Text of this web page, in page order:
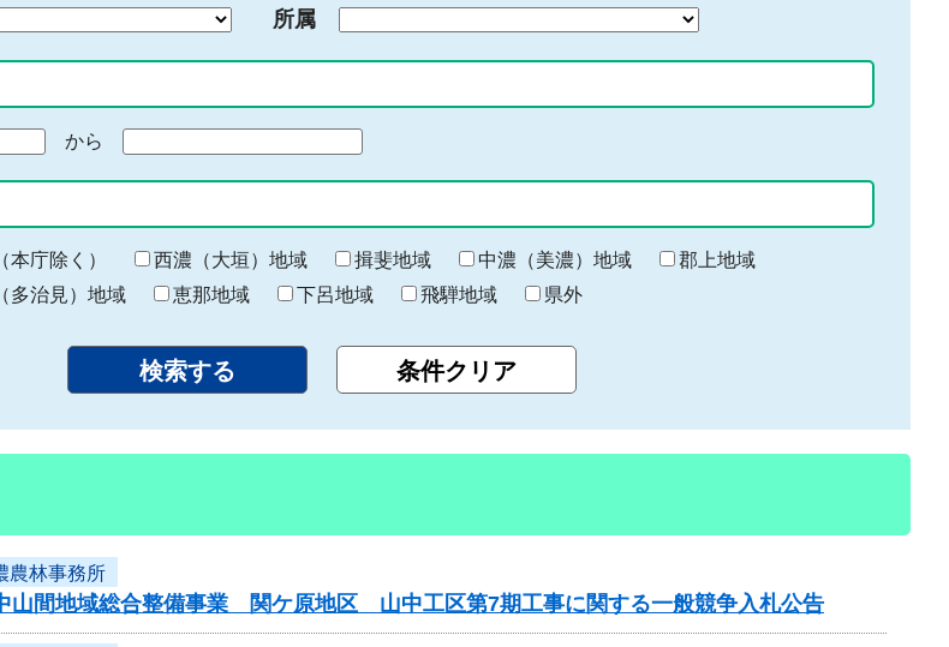
所属
から
終
わ
り
本庁除く） 西濃（大垣）地域 揖斐地域 中濃（美濃）地域
郡上地域
多治見）地域 恵那地域 下呂地域 飛騨地域 県外
農林事務所
山間地域総合整備事業 関ケ原地区 山中工区第7期工事に関する一般競争入札公告